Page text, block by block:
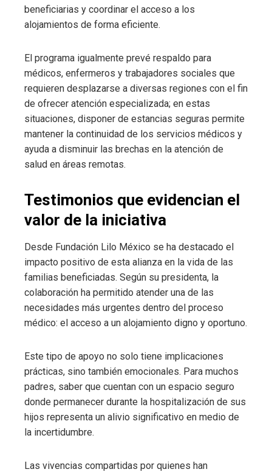
beneficiarias y coordinar el acceso a los
alojamientos de forma eficiente.
El programa igualmente prevé respaldo para
médicos, enfermeros y trabajadores sociales que
requieren desplazarse a diversas regiones con el fin
de ofrecer atención especializada; en estas
situaciones, disponer de estancias seguras permite
mantener la continuidad de los servicios médicos y
ayuda a disminuir las brechas en la atención de
salud en áreas remotas.
Testimonios que evidencian el
valor de la iniciativa
Desde Fundación Lilo México se ha destacado el
impacto positivo de esta alianza en la vida de las
familias beneficiadas. Según su presidenta, la
colaboración ha permitido atender una de las
necesidades más urgentes dentro del proceso
médico: el acceso a un alojamiento digno y oportuno.
Este tipo de apoyo no solo tiene implicaciones
prácticas, sino también emocionales. Para muchos
padres, saber que cuentan con un espacio seguro
donde permanecer durante la hospitalización de sus
hijos representa un alivio significativo en medio de
la incertidumbre.
Las vivencias compartidas por quienes han